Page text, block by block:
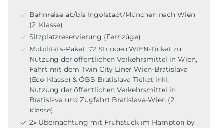
Bahnreise ab/bis Ingolstadt/München nach Wien
(2. Klasse)
Sitzplatzreservierung (Fernzüge)
Mobilitäts-Paket: 72 Stunden WIEN-Ticket zur
Nutzung der öffentlichen Verkehrsmittel in Wien,
Fahrt mit dem Twin City Liner Wien-Bratislava
(Eco-Klasse) & ÖBB Bratislava Ticket inkl.
Nutzung der öffentlichen Verkehrsmittel in
Bratislava und Zugfahrt Bratislava-Wien (2.
Klasse)
2x Übernachtung mit Frühstück im Hampton by